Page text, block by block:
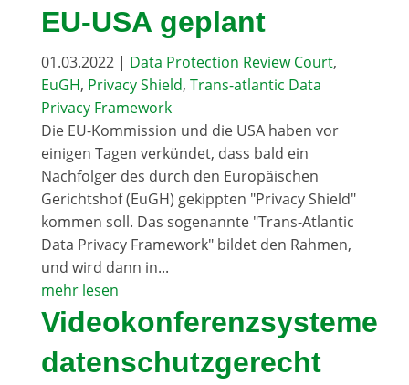
EU-USA geplant
01.03.2022| Data Protection Review Court,
EuGH, Privacy Shield, Trans-atlantic Data
Privacy Framework
Die EU-Kommission und die USA haben vor
einigen Tagen verkündet, dass bald ein
Nachfolger des durch den Europäischen
Gerichtshof (EuGH) gekippten "Privacy Shield"
kommen soll. Das sogenannte "Trans-Atlantic
Data Privacy Framework" bildet den Rahmen,
und wird dann in...
mehr lesen
Videokonferenzsysteme
datenschutzgerecht